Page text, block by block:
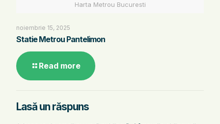
Harta Metrou Bucuresti
noiembrie 15, 2025
Statie Metrou Pantelimon
Read more
Lasă un răspuns